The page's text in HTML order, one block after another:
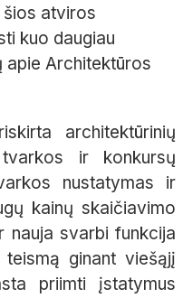
šios atviros
kuo daugiau
apie Architektūros
architektūrinių
ir konkursų
nustatymas ir
kainų skaičiavimo
nauja svarbi funkcija
ginant viešąjį
priimti įstatymus